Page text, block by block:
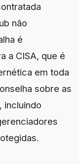
não
é
a CISA, que é
em toda
sobre as
incluindo